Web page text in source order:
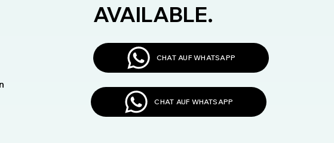
AVAILABLE.
CHAT AUF WHATSAPP
CHAT AUF WHATSAPP